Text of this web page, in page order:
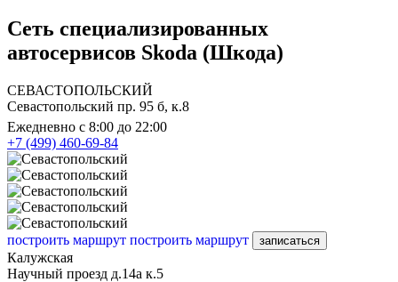
Сеть специализированных
автосервисов Skoda (Шкода)
СЕВАСТОПОЛЬСКИЙ
Севастопольский пр. 95 б, к.8
Ежедневно с 8:00 до 22:00
+7 (499) 460-69-84
построить маршрут построить маршрут записаться
Калужская
Научный проезд д.14а к.5